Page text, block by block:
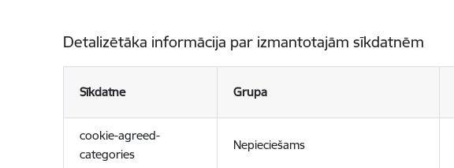
Detalizētāka informācija par izmantotajām sīkdatnēm
Sīkdatne Grupa
cookie-agreed-
categories
Nepieciešams